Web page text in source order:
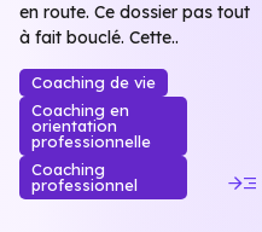
en route. Ce dossier pas tout
à fait bouclé. Cette..
Coaching de vie
Coaching en
orientation
professionnelle
Coaching
professionnel
read_more